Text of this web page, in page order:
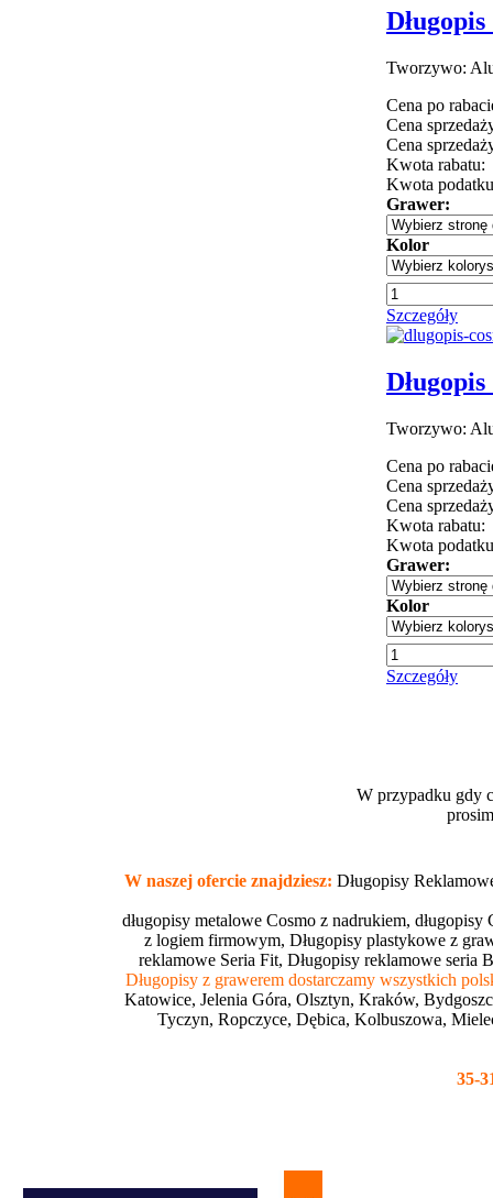
Tworzywo:
Cena po
Cena
Cena
Kwota rabatu:
Kwota
Grawer:
Kolor
Szczegóły
Tworzywo:
Cena po
Cena
Cena
Kwota rabatu:
Kwota
Grawer:
Kolor
Szczegóły
W przypadku gdy
W naszej ofercie znajdziesz: Długopisy
długopisy metalowe Cosmo z nadrukiem,
z logiem firmowym, Długopisy plastykowe z
reklamowe Seria Fit, Długopisy reklamowe seria
Długopisy z grawerem dostarczamy wszystkich
Katowice, Jelenia Góra, Olsztyn, Kraków,
Tyczyn, Ropczyce, Dębica, Kolbuszowa,
35-